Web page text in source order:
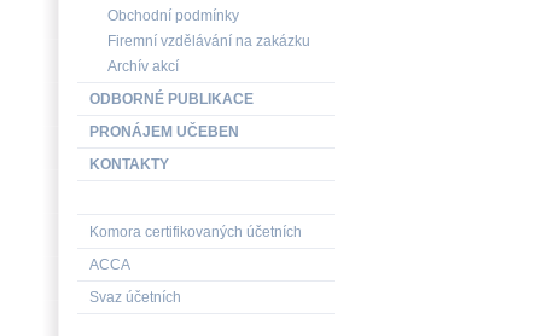
Obchodní podmínky
Firemní vzdělávání na zakázku
Archív akcí
ODBORNÉ PUBLIKACE
PRONÁJEM UČEBEN
KONTAKTY
Komora certifikovaných účetních
ACCA
Svaz účetních